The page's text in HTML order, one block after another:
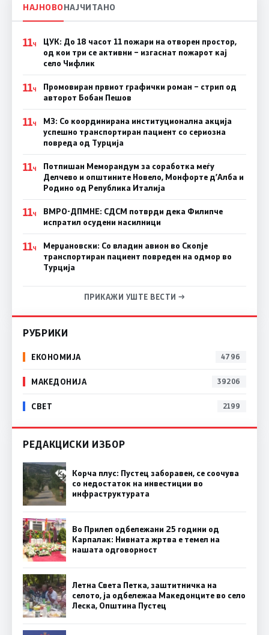
НАЈНОВОНАЈЧИТАНО
11Ч
ЦУК: До 18 часот 11 пожари на отворен простор,
од кои три се активни – изгаснат пожарот кај
село Чифлик
11Ч
Промовиран првиот графички роман – стрип од
авторот Бобан Пешов
11Ч
МЗ: Со координирана институционална акција
успешно транспортиран пациент со сериозна
повреда од Турција
11Ч
Потпишан Меморандум за соработка меѓу
Делчево и општините Новело, Монфорте д’Алба и
Родино од Република Италија
11Ч
ВМРО-ДПМНЕ: СДСM потврди дека Филипче
испратил осудени насилници
11Ч
Мерџановски: Со владин авион во Скопје
транспортиран пациент повреден на одмор во
Турција
ПРИКАЖИ УШТЕ ВЕСТИ →
РУБРИКИ
ЕКОНОМИЈА 4796
МАКЕДОНИЈА 39206
СВЕТ 2199
РЕДАКЦИСКИ ИЗБОР
Корча плус: Пустец заборавен, се соочува
со недостаток на инвестиции во
инфраструктурата
Во Прилеп одбележани 25 години од
Карпалак: Нивната жртва е темел на
нашата одговорност
Летна Света Петка, заштитничка на
селото, ја одбележаа Македонците во село
Леска, Општина Пустец